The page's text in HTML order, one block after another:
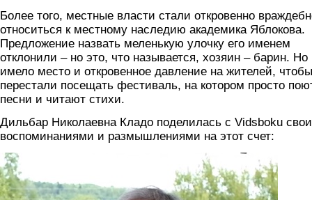
Более того, местные власти стали откровенно
относиться к местному наследию академика Яблокова.
Предложение назвать меленькую улочку его именем
отклонили – но это, что называется, хозяин – барин. Но
имело место и откровенное давление на жителей, чтобы
перестали посещать фестиваль, на котором просто
песни и читают стихи.
Дильбар Николаевна Кладо поделилась с Vidsboku
воспоминаниями и размышлениями на этот счет:
9.jpg